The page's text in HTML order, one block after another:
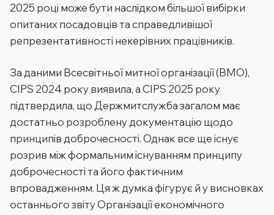
2025 році може бути наслідком більшої вибірки
опитаних посадовців та справедливішої
репрезентативності некерівних працівників.
За даними Всесвітньої митної організації (ВМО),
CIPS 2024 року виявила, а CIPS 2025 року
підтвердила, що Держмитслужба загалом має
достатньо розроблену документацію щодо
принципів доброчесності. Однак все ще існує
розрив між формальним існуванням принципу
доброчесності та його фактичним
впровадженням. Ця ж думка фігурує й у висновках
останнього звіту Організації економічного